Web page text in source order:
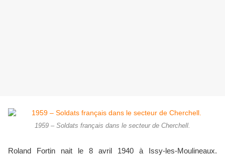
1959 – Soldats français dans le secteur de Cherchell.
Roland Fortin nait le 8 avril 1940 à Issy-les-Moulineaux.